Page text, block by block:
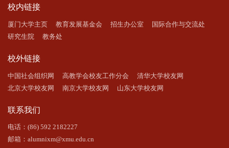
校内链接
厦门大学主页 教育发展基金会 招生办公室
国际合作与交流处
研究生院
教务处
校外链接
中国社会组织网 高教学会校友工作分会
清华大学校友网
北京大学校友网
南京大学校友网 山东大学校友网
联系我们
电话：(86) 592 2182227
邮箱：alumnixm@xmu.edu.cn